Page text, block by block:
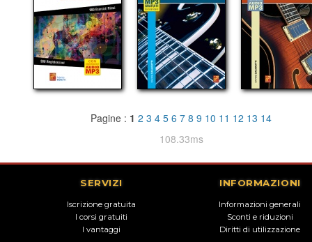
Pagine : 1 2 3 4 5 6 7 8 9 10 11 12 13 14
108.33ms
SERVIZI
Iscrizione gratuita
I corsi gratuiti
I vantaggi
INFORMAZIONI
Informazioni generali
Sconti e riduzioni
Diritti di utilizzazione